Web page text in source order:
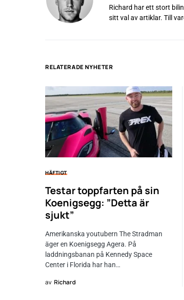
Richard har ett stort
sitt val av artiklar. Till
RELATERADE NYHETER
HÄFTIGT
Testar toppfarten på sin
Koenigsegg: ”Detta är
sjukt”
Amerikanska youtubern The Stradman
äger en Koenigsegg Agera. På
laddningsbanan på Kennedy Space
Center i Florida har han…
av Richard